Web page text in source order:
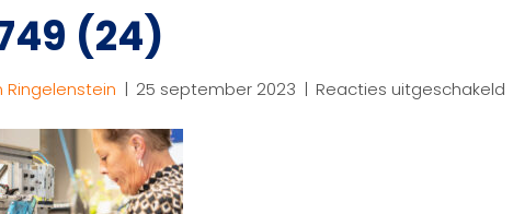
(24)
Ringelenstein | 25 september 2023 | Reacties uitgeschakeld